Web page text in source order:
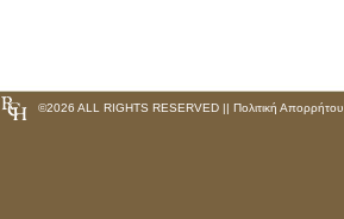
©2026 ALL RIGHTS RESERVED || Πολιτική Απορρήτου